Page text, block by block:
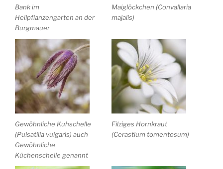
Bank im
Heilpflanzengarten an der
Burgmauer
Maiglöckchen (Convallaria
majalis)
Gewöhnliche Kuhschelle
(Pulsatilla vulgaris) auch
Gewöhnliche
Küchenschelle genannt
Filziges Hornkraut
(Cerastium tomentosum)